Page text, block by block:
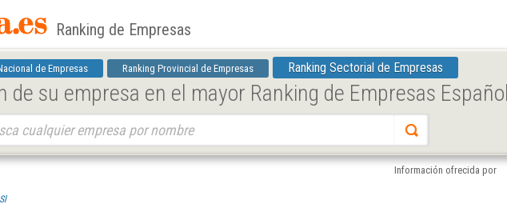
Ranking de Empresas
de Empresas Ranking Provincial de Empresas Ranking Sectorial de Empresas
de su empresa en el mayor Ranking de Empresas
Información ofrecida por